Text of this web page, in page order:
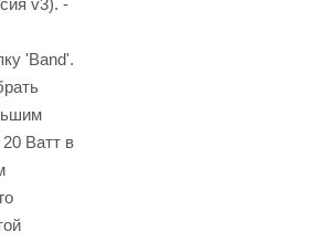
v3). -
'Band'.
Ватт в